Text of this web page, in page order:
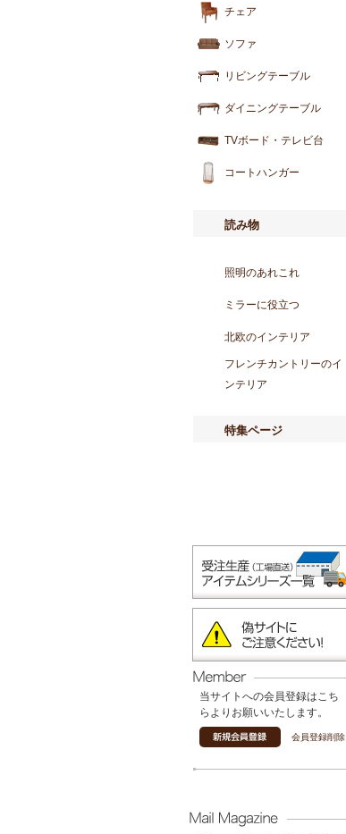
チェア
ソファ
リビングテーブル
ダイニングテーブル
TVボード・テレビ台
コートハンガー
読み物
照明のあれこれ
ミラーに役立つ
北欧のインテリア
フレンチカントリーのイ
ンテリア
特集ページ
当サイトへの会員登録はこち
らよりお願いいたします。
会員登録削除